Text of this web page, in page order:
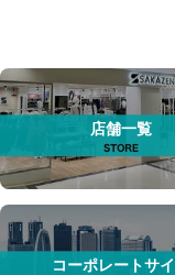
店舗一覧
コーポレートサ